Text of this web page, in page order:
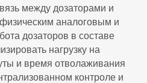
между дозаторами и
аналоговым и
дозаторов в составе
нагрузку на
и время отволаживания
контроле и